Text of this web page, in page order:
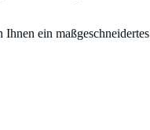
ein maßgeschneidertes